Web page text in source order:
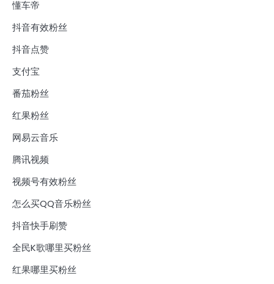
懂车帝
抖音有效粉丝
抖音点赞
支付宝
番茄粉丝
红果粉丝
网易云音乐
腾讯视频
视频号有效粉丝
怎么买QQ音乐粉丝
抖音快手刷赞
全民K歌哪里买粉丝
红果哪里买粉丝